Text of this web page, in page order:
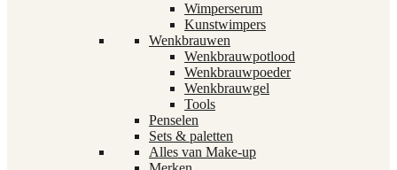
Wimperserum
Kunstwimpers
Wenkbrauwen
Wenkbrauwpotlood
Wenkbrauwpoeder
Wenkbrauwgel
Tools
Penselen
Sets & paletten
Alles van Make-up